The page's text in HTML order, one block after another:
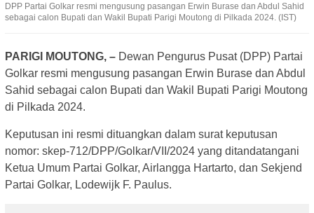
DPP Partai Golkar resmi mengusung pasangan Erwin Burase dan Abdul Sahid
sebagai calon Bupati dan Wakil Bupati Parigi Moutong di Pilkada 2024. (IST)
PARIGI MOUTONG, – Dewan Pengurus Pusat (DPP) Partai
Golkar resmi mengusung pasangan Erwin Burase dan Abdul
Sahid sebagai calon Bupati dan Wakil Bupati Parigi Moutong
di Pilkada 2024.
Keputusan ini resmi dituangkan dalam surat keputusan
nomor: skep-712/DPP/Golkar/VII/2024 yang ditandatangani
Ketua Umum Partai Golkar, Airlangga Hartarto, dan Sekjend
Partai Golkar, Lodewijk F. Paulus.